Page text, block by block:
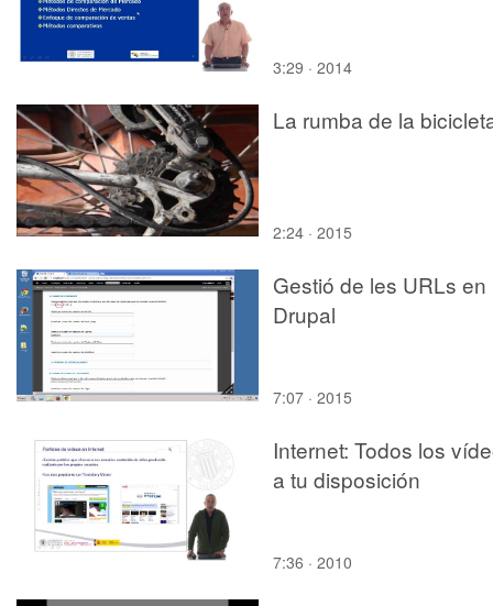
3:29 · 2014
La rumba de la
2:24 · 2015
Gestió de les URLs en
Drupal
7:07 · 2015
Internet: Todos los
a tu disposición
7:36 · 2010